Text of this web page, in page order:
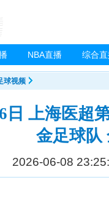
NBA直播 综合
球视频
日 上海医超
金足球队
2026-06-08